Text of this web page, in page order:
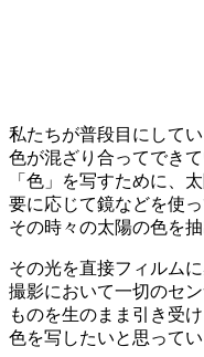
私たちが普段目にして
色が混ざり合ってでき
「色」を写すために、
要に応じて鏡などを使
その時々の太陽の色を抽
その光を直接フィルム
撮影において一切のセ
ものを生のまま引き受
色を写したいと思ってい